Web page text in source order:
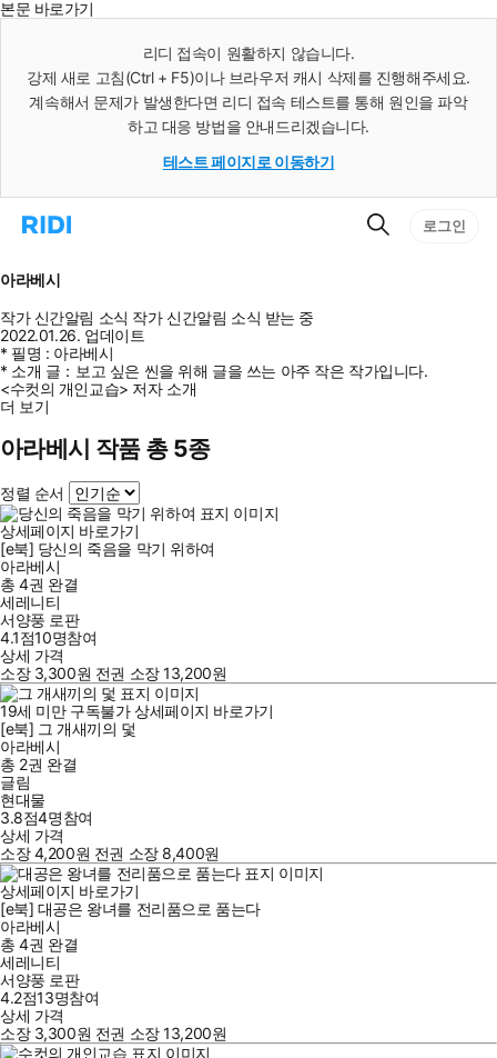
본문 바로가기
리디 접속이 원활하지 않습니다.
강제 새로 고침(Ctrl + F5)이나 브라우저 캐시 삭제를 진행해주세요.
계속해서 문제가 발생한다면 리디 접속 테스트를 통해 원인을 파악
하고 대응 방법을 안내드리겠습니다.
테스트 페이지로 이동하기
리
으
로
이
동
검
로그인
아라베시
작가 신간알림 소식 작가 신간알림 소식 받는 중
2022.01.26. 업데이트
* 필명 : 아라베시
* 소개 글：보고 싶은 씬을 위해 글을 쓰는 아주 작은 작가입니다.
<수컷의 개인교습> 저자 소개
더 보기
아라베시 작품 총 5종
정렬 순서
상세페이지 바로가기
[e북] 당신의 죽음을 막기 위하여
아라베시
총 4권 완결
세레니티
서양풍 로판
4.1점10명참여
상세 가격
소장 3,300원 전권 소장13,200원
19세 미만 구독불가 상세페이지 바로가기
[e북] 그 개새끼의 덫
아라베시
총 2권 완결
글림
현대물
3.8점4명참여
상세 가격
소장4,200원 전권 소장 8,400원
상세페이지 바로가기
[e북] 대공은 왕녀를 전리품으로 품는다
아라베시
총 4권 완결
세레니티
서양풍 로판
4.2점13명참여
상세 가격
소장 3,300원 전권 소장13,200원